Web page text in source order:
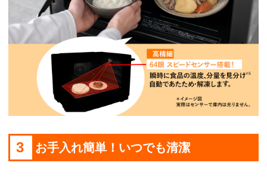
3 お手入れ簡単！いつでも清潔